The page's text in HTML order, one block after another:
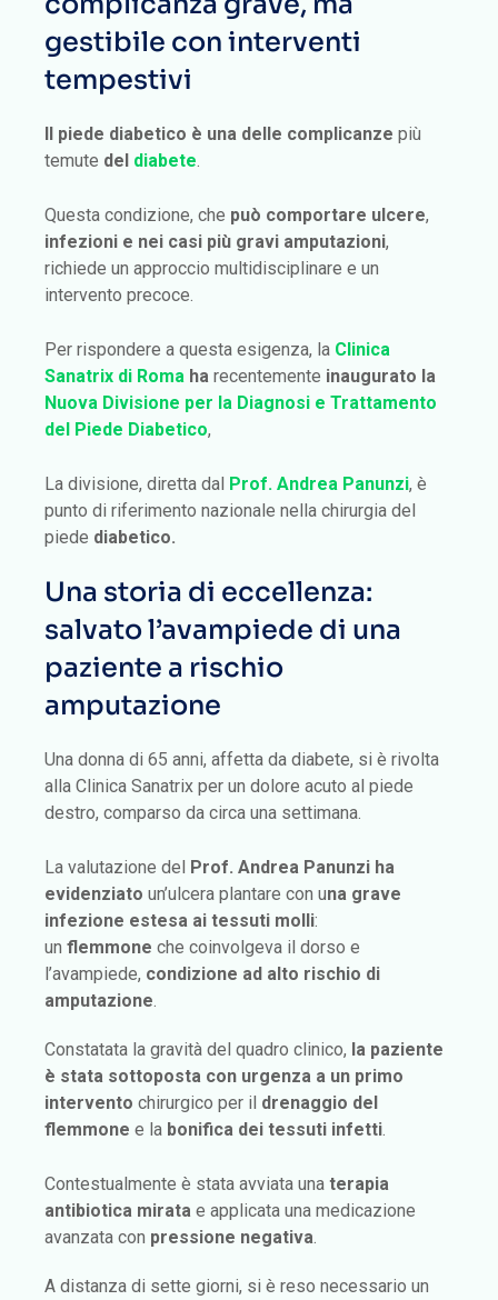
gestibile con interventi
tempestivi
Il piede diabetico è una delle complicanze più
temute del diabete
Questa condizione, che può comportare ulcere,
infezioni e nei casi più gravi amputazioni,
richiede un approccio multidisciplinare e un
intervento precoce.
Per rispondere a questa esigenza, la Clinica
Sanatrix di Roma ha recentemente inaugurato la
Nuova Divisione per la Diagnosi e Trattamento
del Piede Diabetico,
La divisione, diretta dal Prof. Andrea Panunzi, è
punto di riferimento nazionale nella chirurgia del
piede diabetico.
Una storia di eccellenza:
salvato l’avampiede di una
paziente a rischio
amputazione
Una donna di 65 anni, affetta da diabete, si è rivolta
alla Clinica Sanatrix per un dolore acuto al piede
destro, comparso da circa una settimana.
La valutazione del Prof. Andrea Panunzi ha
evidenziato un’ulcera plantare con una grave
infezione estesa ai tessuti molli:
un flemmone che coinvolgeva il dorso e
l’avampiede, condizione ad alto rischio di
amputazione
Constatata la gravità del quadro clinico, la paziente
è stata sottoposta con urgenza a un primo
intervento chirurgico per il drenaggio del
flemmone e la bonifica dei tessuti infetti
Contestualmente è stata avviata una terapia
antibiotica mirata e applicata una medicazione
avanzata con pressione negativa
A distanza di sette giorni, si è reso necessario un